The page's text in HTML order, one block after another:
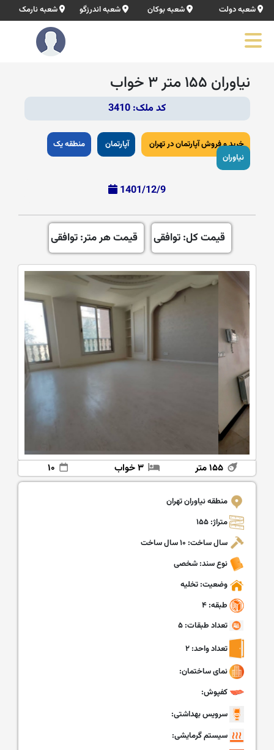
شعبه دولت شعبه بوکان شعبه اندرزگو شعبه نارمک
نیاوران ۱۵۵ متر ۳ خواب
کد ملک: 3410
خرید و فروش آپارتمان در تهران آپارتمان
منطقه یک
نیاوران
1401/12/9
قیمت کل: توافقی قیمت هر متر: توافقی
۱۵۵ متر ۳ خواب ۱۰
منطقه نیاوران تهران
متراژ: ۱۵۵
سال ساخت: ۱۰ سال ساخت
نوع سند: شخصی
وضعیت: تخلیه
طبقه: ۴
تعداد طبقات: ۵
تعداد واحد: ۲
نمای ساختمان:
کفپوش:
سرویس بهداشتی:
سیستم گرمایشی: